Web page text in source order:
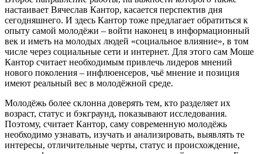
настаивает Вячеслав Кантор, касается перспектив дня
сегодняшнего. И здесь Кантор тоже предлагает обратиться к
опыту самой молодёжи – войти наконец в информационный
век и иметь на молодых людей «социальное влияние», в том
числе через социальные сети и интернет. Для этого сам Моше
Кантор считает необходимым привлечь лидеров мнений
нового поколения – инфлюенсеров, чьё мнение и позиция
имеют реальный вес в молодёжной среде.
Молодёжь более склонна доверять тем, кто разделяет их
возраст, статус и бэкграунд, показывают исследования.
Поэтому, считает Кантор, саму современную молодёжь
необходимо узнавать, изучать и анализировать, выявлять те
интересы, отличительные черты, статус и происхождение,